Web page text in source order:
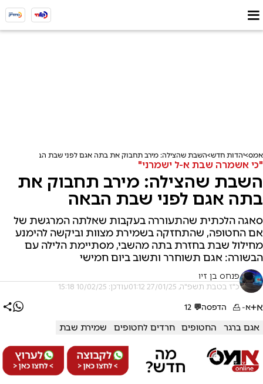
אמס יהדות חדש השבת שהצילה: מירב תחבוק את בתה אגם לפני שבת הבאה
"כי אשמרה שבת א-ל ישמרני"
השבת שהצילה: מירב תחבוק את
בתה אגם לפני שבת הבאה
סאגה הלכתית שהתעוררה בעקבות שאלתה המרגשת של
אם החטופה, שהתחזקה בשמירת מצוות וביקשה להימנע
מחילול שבת בחזרת בתה מהשבי, מסתיימת הלילה עם
הבשורה: אגם תשוחרר ותשוב ביום חמישי
פנחס בן זיו
כ"ז בטבת תשפ"ה, 27/01/25 01:12 עודכן: 10/02/25 15:18
א+א- הדפסה💬
12
אגם ברגר החטופים חרדים לחטופים שמירת שבת